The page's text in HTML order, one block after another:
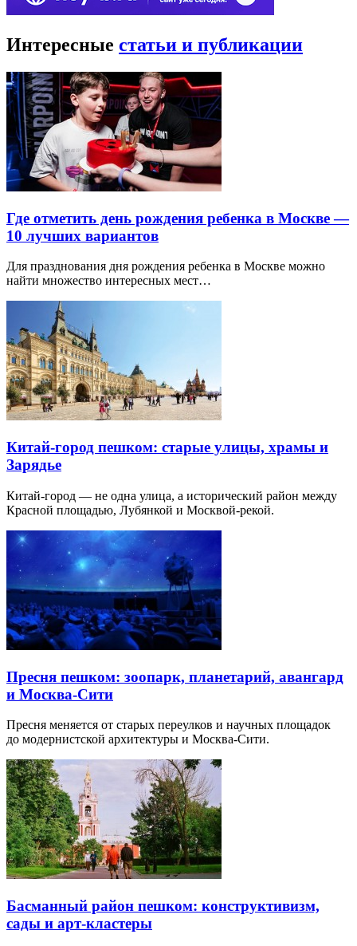
Интересные статьи и публикации
Где отметить день рождения ребенка в Москве —
10 лучших вариантов
Для празднования дня рождения ребенка в Москве можно
найти множество интересных мест…
Китай-город пешком: старые улицы, храмы и
Зарядье
Китай-город — не одна улица, а исторический район между
Красной площадью, Лубянкой и Москвой-рекой.
Пресня пешком: зоопарк, планетарий, авангард
и Москва-Сити
Пресня меняется от старых переулков и научных площадок
до модернистской архитектуры и Москва-Сити.
Басманный район пешком: конструктивизм,
сады и арт-кластеры